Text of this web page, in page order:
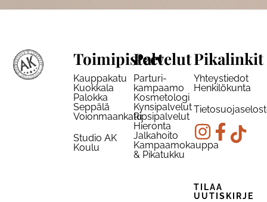
Toimipisteet
Kauppakatu
Kuokkala
Palokka
Seppälä
Voionmaankatu
Studio AK
Koulu
Palvelut
Parturi-
kampaamo
Kosmetologi
Kynsipalvelut
Ripsipalvelut
Hieronta
Jalkahoito
Kampaamokauppa
& Pikatukku
Pikalinkit
Yhteystiedot
Henkilökunta
TILAA
UUTISKIRJE